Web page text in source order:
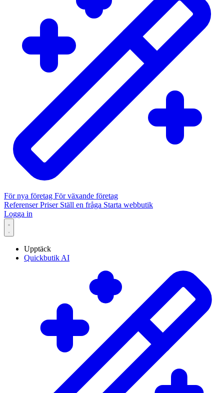
För nya företag För växande företag
ReferenserPriser Ställ en fråga Starta webbutik
Logga in
Upptäck
Quickbutik AI